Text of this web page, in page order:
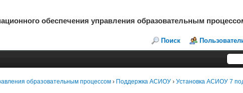
обеспечения управления образовательным
Поиск
образовательным процессом › Поддержка АСИОУ ›Установка АСИОУ 7